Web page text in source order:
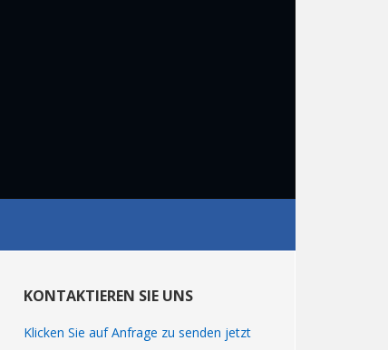
Sidebar
KONTAKTIEREN SIE UNS
Klicken Sie auf Anfrage zu senden jetzt